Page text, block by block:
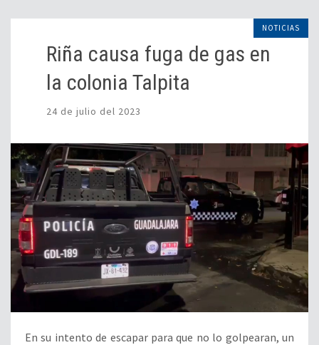
NOTICIAS
Riña causa fuga de gas en
la colonia Talpita
24 de julio del 2023
En su intento de escapar para que no lo golpearan, un